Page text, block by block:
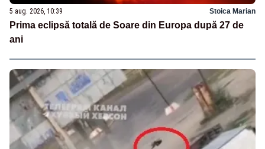
5 aug. 2026, 10:39 Stoica Marian
Prima eclipsă totală de Soare din Europa după 27 de
ani